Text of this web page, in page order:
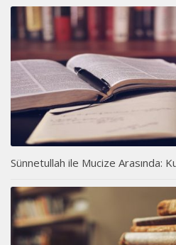
Sünnetullah ile Mucize Arasında: